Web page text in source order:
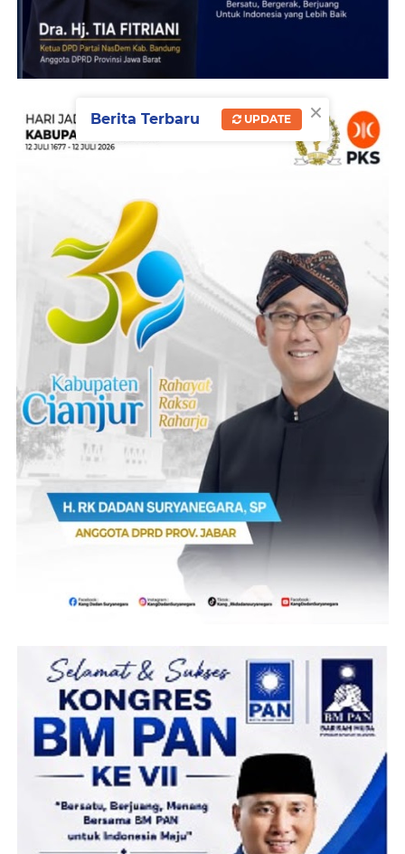
×
Berita Terbaru UPDATE